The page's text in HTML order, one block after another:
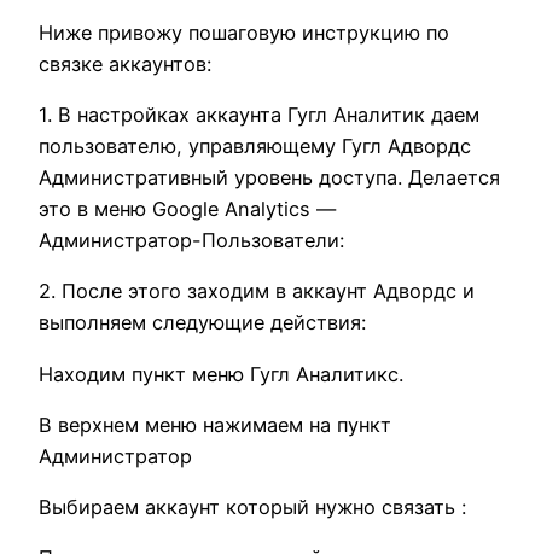
Ниже привожу пошаговую инструкцию по
связке аккаунтов:
1. В настройках аккаунта Гугл Аналитик даем
пользователю, управляющему Гугл Адвордс
Административный уровень доступа. Делается
это в меню Google Analytics —
Администратор-Пользователи:
2. После этого заходим в аккаунт Адвордс и
выполняем следующие действия:
Находим пункт меню Гугл Аналитикс.
В верхнем меню нажимаем на пункт
Администратор
Выбираем аккаунт который нужно связать :